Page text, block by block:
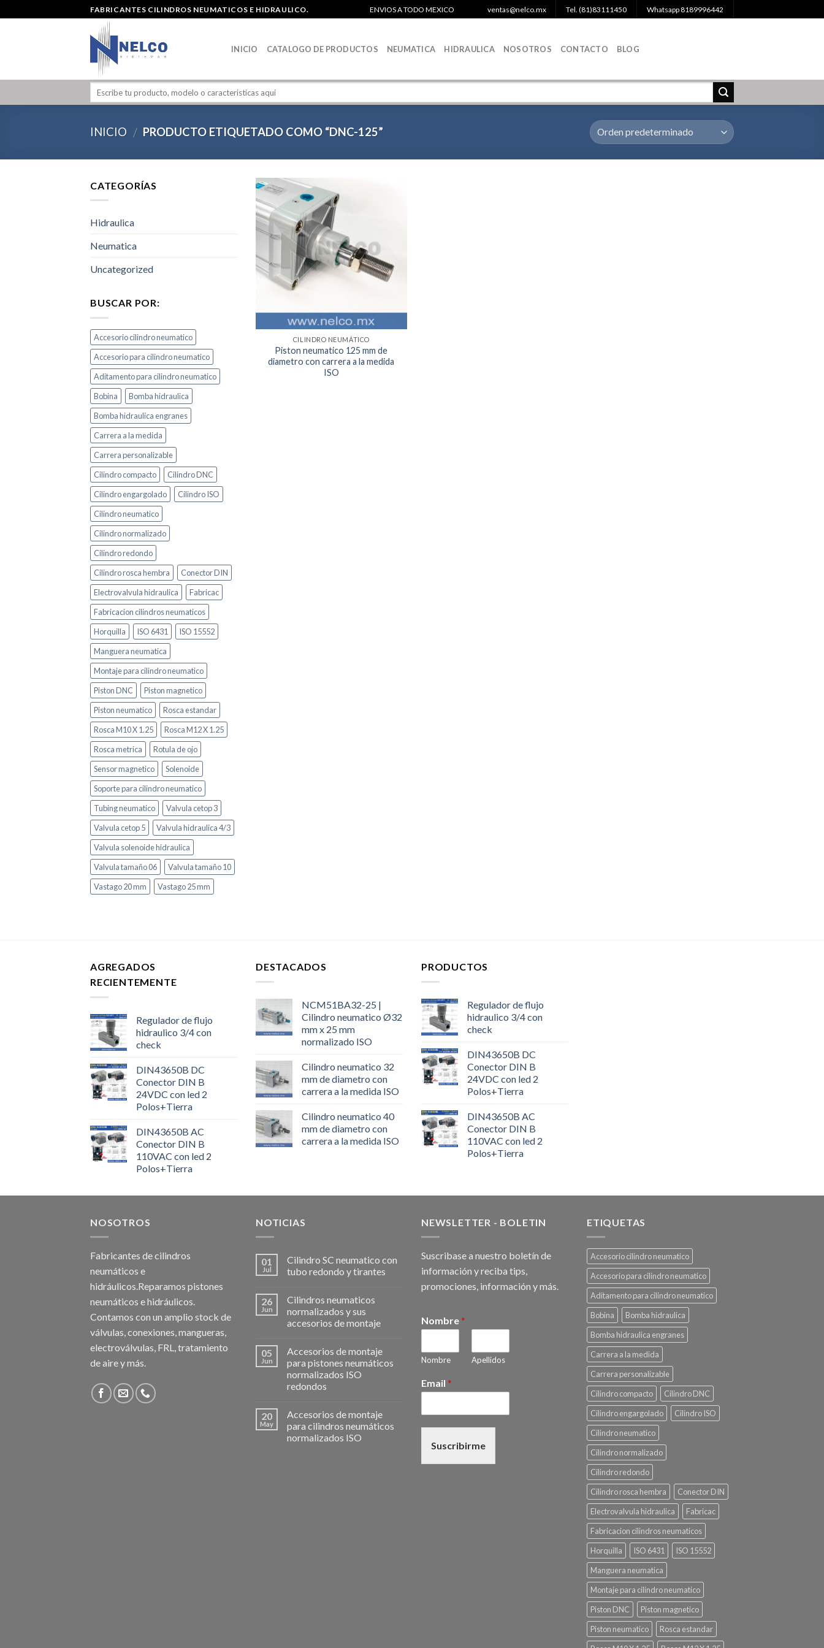
FABRICANTES CILINDROS NEUMATICOS E HIDRAULICO. ENVIOS A TODO MEXICO ventas@nelco.mx Tel. (81)83111450 Whatsapp 8189996442
INICIO CATALOGO DE PRODUCTOS NEUMATICA HIDRAULICA NOSOTROS CONTACTO BLOG
INICIO / PRODUCTO ETIQUETADO COMO “DNC-125”
CATEGORÍAS
Hidraulica
Neumatica
Uncategorized
BUSCAR POR:
Accesorio cilindro neumatico
Accesorio para cilindro neumatico
Aditamento para cilindro neumatico
Bobina
Bomba hidraulica
Bomba hidraulica engranes
Carrera a la medida
Carrera personalizable
Cilindro compacto
Cilindro DNC
Cilindro engargolado
Cilindro ISO
Cilindro neumatico
Cilindro normalizado
Cilindro redondo
Cilindro rosca hembra
Conector DIN
Electrovalvula hidraulica
Fabricac
Fabricacion cilindros neumaticos
Horquilla
ISO 6431
ISO 15552
Manguera neumatica
Montaje para cilindro neumatico
Piston DNC
Piston magnetico
Piston neumatico
Rosca estandar
Rosca M10 X 1.25
Rosca M12 X 1.25
Rosca metrica
Rotula de ojo
Sensor magnetico
Solenoide
Soporte para cilindro neumatico
Tubing neumatico
Valvula cetop 3
Valvula cetop 5
Valvula hidraulica 4/3
Valvula solenoide hidraulica
Valvula tamaño 06
Valvula tamaño 10
Vastago 20 mm
Vastago 25 mm
CILINDRO NEUMÁTICO
Piston neumatico 125 mm de
diametro con carrera a la medida
ISO
AGREGADOS
RECIENTEMENTE
Regulador de flujo
hidraulico 3/4 con
check
DIN43650B DC
Conector DIN B
24VDC con led 2
Polos+Tierra
DIN43650B AC
Conector DIN B
110VAC con led 2
Polos+Tierra
DESTACADOS
NCM51BA32-25 |
Cilindro neumatico Ø32
mm x 25 mm
normalizado ISO
Cilindro neumatico 32
mm de diametro con
carrera a la medida ISO
Cilindro neumatico 40
mm de diametro con
carrera a la medida ISO
PRODUCTOS
Regulador de flujo
hidraulico 3/4 con
check
DIN43650B DC
Conector DIN B
24VDC con led 2
Polos+Tierra
DIN43650B AC
Conector DIN B
110VAC con led 2
Polos+Tierra
NOSOTROS
Fabricantes de cilindros
neumáticos e
hidráulicos.Reparamos pistones
neumáticos e hidráulicos.
Contamos con un amplio stock de
válvulas, conexiones, mangueras,
electroválvulas, FRL, tratamiento
de aire y más.
NOTICIAS
01
Jul
Cilindro SC neumatico con
tubo redondo y tirantes
26
Jun
Cilindros neumaticos
normalizados y sus
accesorios de montaje
05
Jun
Accesorios de montaje
para pistones neumáticos
normalizados ISO
redondos
20
May
Accesorios de montaje
para cilindros neumáticos
normalizados ISO
NEWSLETTER - BOLETIN
Suscribase a nuestro boletín de
información y reciba tips,
promociones, información y más.
Nombre *
Nombre Apellidos
Email *
Suscribirme
ETIQUETAS
Accesorio cilindro neumatico
Accesorio para cilindro neumatico
Aditamento para cilindro neumatico
Bobina
Bomba hidraulica
Bomba hidraulica engranes
Carrera a la medida
Carrera personalizable
Cilindro compacto
Cilindro DNC
Cilindro engargolado
Cilindro ISO
Cilindro neumatico
Cilindro normalizado
Cilindro redondo
Cilindro rosca hembra
Conector DIN
Electrovalvula hidraulica
Fabricac
Fabricacion cilindros neumaticos
Horquilla
ISO 6431
ISO 15552
Manguera neumatica
Montaje para cilindro neumatico
Piston DNC
Piston magnetico
Piston neumatico
Rosca estandar